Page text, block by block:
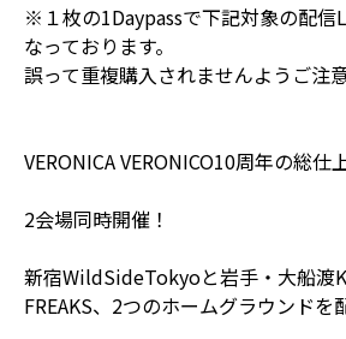
※１枚の1Daypassで下記対象の配信
なっております。
誤って重複購入されませんようご注
VERONICA VERONICO10周年の総仕
2会場同時開催！
新宿WildSideTokyoと岩手・大船渡
FREAKS、2つのホームグラウンドを